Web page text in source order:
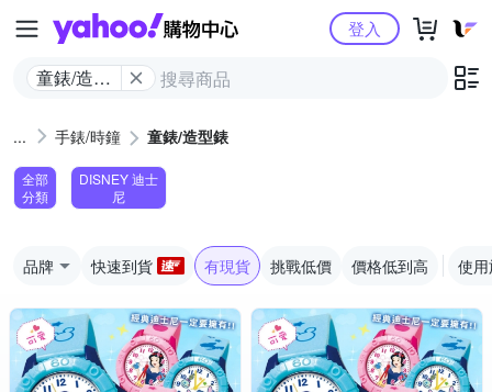
Yahoo購物中心
童錶/造型
登入
手錶/時鐘 童錶/造型錶
全部
分類
DISNEY 迪士
尼
品牌 快速到貨 有現貨 挑戰低價 價格低到高 使